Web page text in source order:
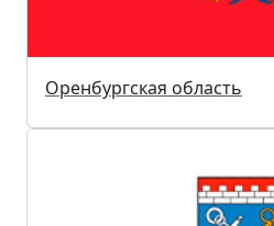
Оренбургская область